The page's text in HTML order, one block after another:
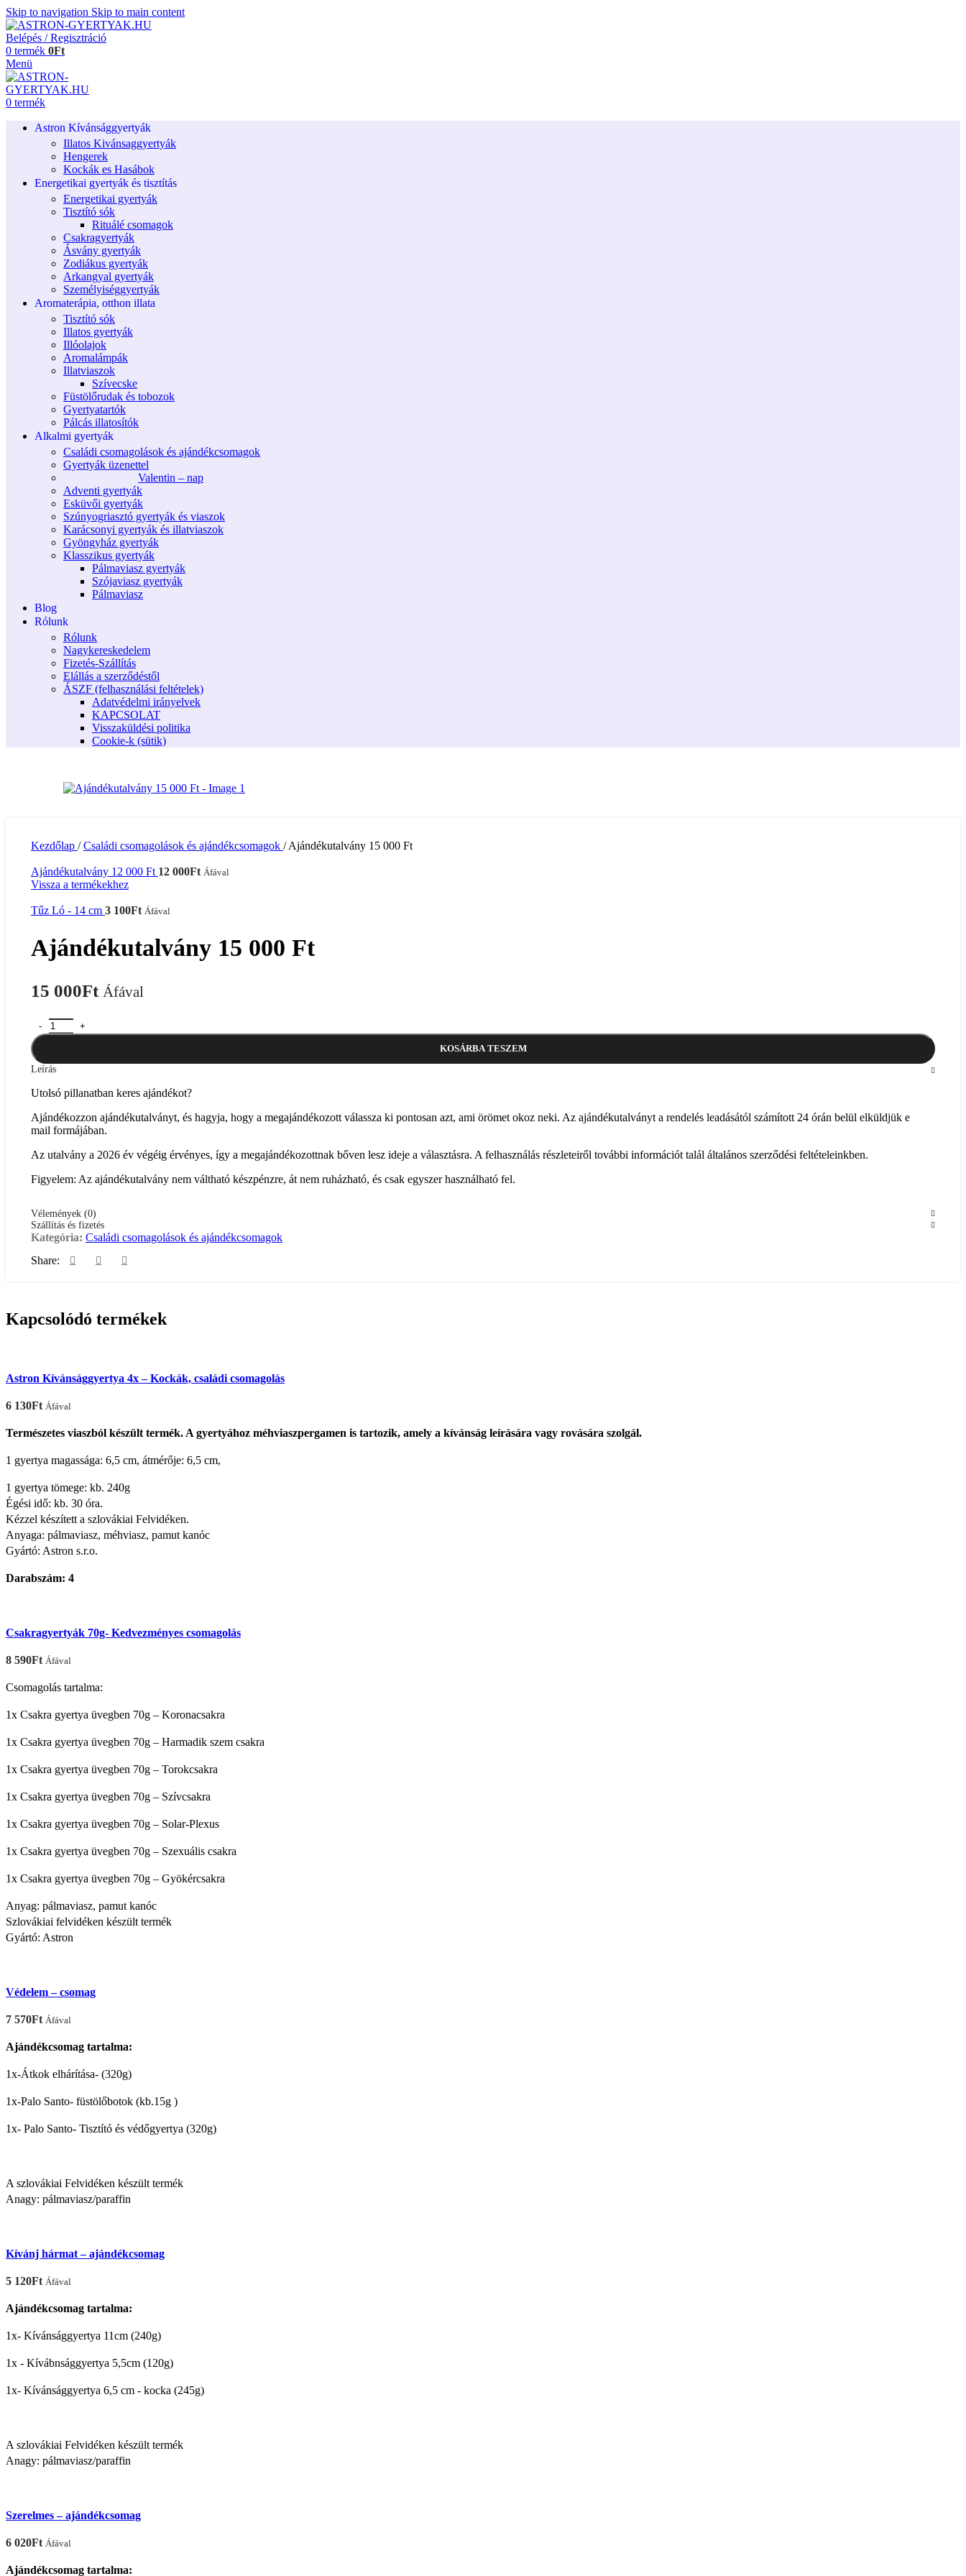
Skip to navigation Skip to main content
Belépés / Regisztráció
0 termék 0Ft
Menü
0 termék
Astron Kívánsággyertyák
Illatos Kivánsaggyertyák
Hengerek
Kockák es Hasábok
Energetikai gyertyák és tisztítás
Energetikai gyertyák
Tisztító sók
Rituálé csomagok
Csakragyertyák
Ásvány gyertyák
Zodiákus gyertyák
Arkangyal gyertyák
Személyiséggyertyák
Aromaterápia, otthon illata
Tisztító sók
Illatos gyertyák
Illóolajok
Aromalámpák
Illatviaszok
Szívecske
Füstölőrudak és tobozok
Gyertyatartók
Pálcás illatosítók
Alkalmi gyertyák
Családi csomagolások és ajándékcsomagok
Gyertyák üzenettel
Valentin – nap
Adventi gyertyák
Esküvői gyertyák
Szúnyogriasztó gyertyák és viaszok
Karácsonyi gyertyák és illatviaszok
Gyöngyház gyertyák
Klasszikus gyertyák
Pálmaviasz gyertyák
Szójaviasz gyertyák
Pálmaviasz
Blog
Rólunk
Rólunk
Nagykereskedelem
Fizetés-Szállítás
Elállás a szerződéstől
ÁSZF (felhasználási feltételek)
Adatvédelmi irányelvek
KAPCSOLAT
Visszaküldési politika
Cookie-k (sütik)
Kezdőlap / Családi csomagolások és ajándékcsomagok / Ajándékutalvány 15 000 Ft
Ajándékutalvány 12 000 Ft 12 000Ft Áfával
Vissza a termékekhez
Tűz Ló - 14 cm 3 100Ft Áfával
Ajándékutalvány 15 000 Ft
15 000Ft Áfával
Ajándékutalvány 15 000 Ft mennyiség
KOSÁRBA TESZEM
Leírás
Utolsó pillanatban keres ajándékot?
Ajándékozzon ajándékutalványt, és hagyja, hogy a megajándékozott válassza ki pontosan azt, ami örömet okoz neki. Az ajándékutalványt a rendelés leadásától számított 24 órán belül elküldjük e
mail formájában.
Az utalvány a 2026 év végéig érvényes, így a megajándékozottnak bőven lesz ideje a választásra. A felhasználás részleteiről további információt talál általános szerződési feltételeinkben.
Figyelem: Az ajándékutalvány nem váltható készpénzre, át nem ruházható, és csak egyszer használható fel.
Vélemények (0)
Szállítás és fizetés
Kategória: Családi csomagolások és ajándékcsomagok
Share:
Kapcsolódó termékek
Astron Kívánsággyertya 4x – Kockák, családi csomagolás
6 130Ft Áfával
Természetes viaszból készült termék. A gyertyához méhviaszpergamen is tartozik, amely a kívánság leírására vagy rovására szolgál.
1 gyertya magassága: 6,5 cm, átmérője: 6,5 cm,
1 gyertya tömege: kb. 240g
Égési idő: kb. 30 óra.
Kézzel készített a szlovákiai Felvidéken.
Anyaga: pálmaviasz, méhviasz, pamut kanóc
Gyártó: Astron s.r.o.
Darabszám: 4
Csakragyertyák 70g- Kedvezményes csomagolás
8 590Ft Áfával
Csomagolás tartalma:
1x Csakra gyertya üvegben 70g – Koronacsakra
1x Csakra gyertya üvegben 70g – Harmadik szem csakra
1x Csakra gyertya üvegben 70g – Torokcsakra
1x Csakra gyertya üvegben 70g – Szívcsakra
1x Csakra gyertya üvegben 70g – Solar-Plexus
1x Csakra gyertya üvegben 70g – Szexuális csakra
1x Csakra gyertya üvegben 70g – Gyökércsakra
Anyag: pálmaviasz, pamut kanóc
Szlovákiai felvidéken készült termék
Gyártó: Astron
Védelem – csomag
7 570Ft Áfával
Ajándékcsomag tartalma:
1x-Átkok elhárítása- (320g)
1x-Palo Santo- füstölőbotok (kb.15g )
1x- Palo Santo- Tisztító és védőgyertya (320g)
A szlovákiai Felvidéken készült termék
Anagy: pálmaviasz/paraffin
Kívánj hármat – ajándékcsomag
5 120Ft Áfával
Ajándékcsomag tartalma:
1x- Kívánsággyertya 11cm (240g)
1x - Kívábnsággyertya 5,5cm (120g)
1x- Kívánsággyertya 6,5 cm - kocka (245g)
A szlovákiai Felvidéken készült termék
Anagy: pálmaviasz/paraffin
Szerelmes – ajándékcsomag
6 020Ft Áfával
Ajándékcsomag tartalma: